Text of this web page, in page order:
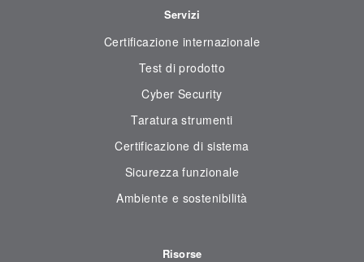
Servizi
Certificazione internazionale
Test di prodotto
Cyber Security
Taratura strumenti
Certificazione di sistema
Sicurezza funzionale
Ambiente e sostenibilità
Risorse